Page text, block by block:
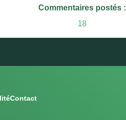
Commentaires postés :
18
Contact